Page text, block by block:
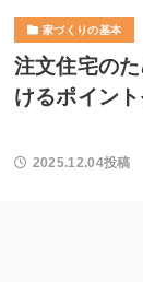
家づくりの基本
注文住宅の
けるポイン
2025.12.04投稿